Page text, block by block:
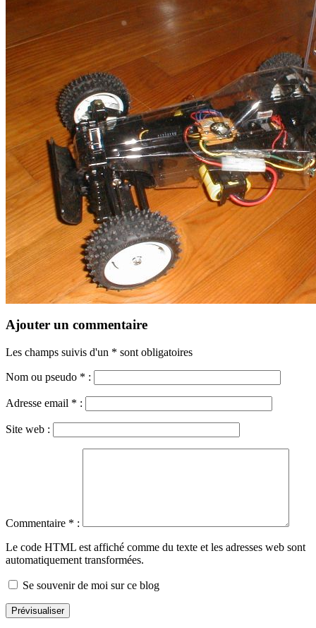
Ajouter un commentaire
Les champs suivis d'un * sont obligatoires
Nom ou pseudo * :
Adresse email * :
Site web :
Commentaire * :
Le code HTML est affiché comme du texte et les adresses web sont
automatiquement transformées.
Se souvenir de moi sur ce blog
Prévisualiser